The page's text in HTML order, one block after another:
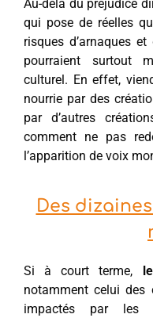
Au-delà du préjudice
qui pose de réelles
risques d’arnaques et
pourraient surtout
culturel. En effet,
nourrie par des
par d’autres
comment ne pas
l’apparition de voix
Des
Si à court terme,
notamment celui des
impactés par les